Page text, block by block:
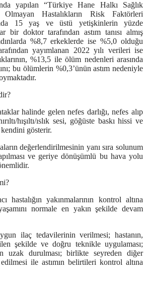
yapılan“Türkiye Hane Halkı Sağlık
Olmayan Hastalıkların Risk Faktörleri
15 yaş ve üstü yetişkinlerin yüzde
bir doktor tarafından astım tanısı almış
%8,7 erkeklerde ise %5,0 olduğu
yayımlanan 2022 yılı verileri ise
%13,5 ile ölüm nedenleri arasında
bu ölümlerin %0,3’ünün astım nedeniyle
halinde gelen nefes darlığı, nefes alıp
hışıltı/ıslık sesi, göğüste baskı hissi ve
kendini gösterir.
değerlendirilmesinin yanı sıra solunum
ve geriye dönüşümlü bu hava yolu
hastalığın yakınmalarının kontrol altına
normale en yakın şekilde devam
ilaç tedavilerinin verilmesi; hastanın,
şekilde ve doğru teknikle uygulaması;
uzak durulması; birlikte seyreden diğer
ile astımın belirtileri kontrol altına